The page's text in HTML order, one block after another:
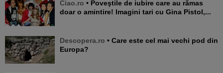
Ciao.ro • Poveştile de iubire care au rămas
doar o amintire! Imagini tari cu Gina Pistol,...
Descopera.ro • Care este cel mai vechi pod din
Europa?